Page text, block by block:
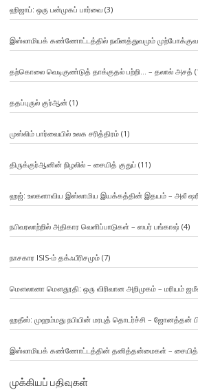
ஹிஜாப்: ஒரு பன்முகப் பார்வை(3)
இஸ்லாமியக் கண்ணோட்டத்தில் நவீனத்துவமும்
தற்கொலை வெடிகுண்டுத் தாக்குதல் பற்றி… – தலால் அசத்
ததப்புருல் குர்ஆன் (1)
முஸ்லிம் பார்வையில் உலக சரித்திரம்(1)
திருக்குர்ஆனின் நிழலில் – சையித் குதுப் (11)
ஹஜ்: உலகளாவிய இஸ்லாமிய இயக்கத்தின் இதயம் – அலீ
நபிவரலாற்றில் அதிகார வெளிப்பாடுகள் – ஸபர் பங்காஷ் (4)
நாசகார ISIS-ம் தக்ஃபீரிசமும்(7)
மௌலானா மௌதூதி: ஒரு விரிவான அறிமுகம் – மரியம்
ஹதீஸ்: முஹம்மது நபியின் மரபுத் தொடர்ச்சி – ஜோனத்தன்
இஸ்லாமியக் கண்ணோட்டத்தின் தனித்தன்மைகள் – சையித்
முக்கியப் பதிவுகள்